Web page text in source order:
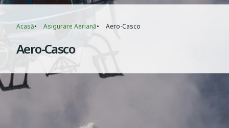
Breadcrumb
Acasă Asigurare Aeriană Aero-Casco
Aero-Casco